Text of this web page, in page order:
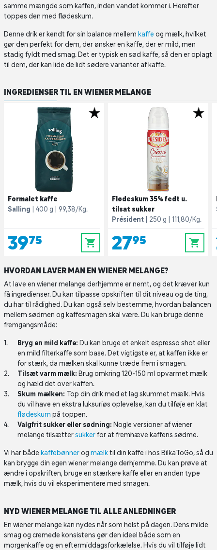
samme mængde som kaffen, inden vandet kommer i. Herefter
toppes den med flødeskum.
Denne drik er kendt for sin balance mellem kaffe og mælk, hvilket
gør den perfekt for dem, der ønsker en kaffe, der er mild, men
stadig fyldt med smag. Det er typisk en sød kaffe, så den er oplagt
til dem, der kan lide de lidt sødere varianter af kaffe.
INGREDIENSER TIL EN WIENER MELANGE
Formalet kaffe
Salling
400 g 99,38/Kg.
39,75 0
Flødeskum 35% fedt u.
tilsat sukker
Président
250 g 111,80/Kg.
27,95 0
HVORDAN LAVER MAN EN WIENER MELANGE?
At lave en wiener melange derhjemme er nemt, og det kræver kun
få ingredienser. Du kan tilpasse opskriften til dit niveau og de ting,
du har til rådighed. Du kan også selv bestemme, hvordan balancen
mellem sødmen og kaffesmagen skal være. Du kan bruge denne
fremgangsmåde:
Bryg en mild kaffe: Du kan bruge et enkelt espresso shot eller
en mild filterkaffe som base. Det vigtigste er, at kaffen ikke er
for stærk, da mælken skal kunne træde frem i smagen.
Tilsæt varm mælk: Brug omkring 120-150 ml opvarmet mælk
og hæld det over kaffen.
Skum mælken: Top din drik med et lag skummet mælk. Hvis
du vil have en ekstra luksuriøs oplevelse, kan du tilføje en klat
flødeskum på toppen.
Valgfrit sukker eller sødning: Nogle versioner af wiener
melange tilsættersukkerfor at fremhæve kaffens sødme.
Vi har både kaffebønnerog mælktil din kaffe i hos BilkaToGo, så du
kan brygge din egen wiener melange derhjemme. Du kan prøve at
ændre i opskriften, bruge en stærkere kaffe eller en anden type
mælk, hvis du vil eksperimentere med smagen.
NYD WIENER MELANGE TIL ALLE ANLEDNINGER
En wiener melange kan nydes når som helst på dagen. Dens milde
smag og cremede konsistens gør den ideel både som en
morgenkaffe og en eftermiddagsforkælelse. Hvis du vil tilføje lidt